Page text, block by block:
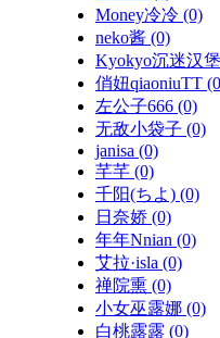
Money冷冷 (0)
neko酱 (0)
Kyokyo沉迷汉
俏妞qiaoniuTT
左公子666 (0)
无敌小袋子 (0)
janisa (0)
芊芊 (0)
千阳(ちよ) (0)
日奈娇 (0)
年年Nnian (0)
艾拉·isla (0)
禅院熏 (0)
小女巫露娜 (0)
白桃露露 (0)